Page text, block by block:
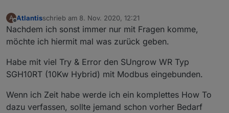
A
Offline
Atlantisschrieb am 8. Nov. 2020, 12:21
zuletzt editiert von
Nachdem ich sonst immer nur mit Fragen komme,
möchte ich hiermit mal was zurück geben.
Habe mit viel Try & Error den SUngrow WR Typ
SGH10RT (10Kw Hybrid) mit Modbus eingebunden.
Wenn ich Zeit habe werde ich ein komplettes How To
dazu verfassen, sollte jemand schon vorher Bedarf